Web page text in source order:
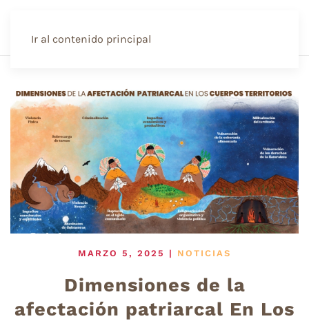
Ir al contenido principal
MARZO 5, 2025 | NOTICIAS
Dimensiones de la
afectación patriarcal En Los